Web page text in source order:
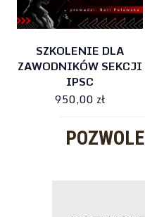
SZKOLENIE DLA
ZAWODNIKÓW SEKCJI
IPSC
950,00 zł